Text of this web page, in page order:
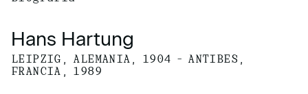
Hans Hartung
LEIPZIG, ALEMANIA, 1904 – ANTIBES,
FRANCIA, 1989